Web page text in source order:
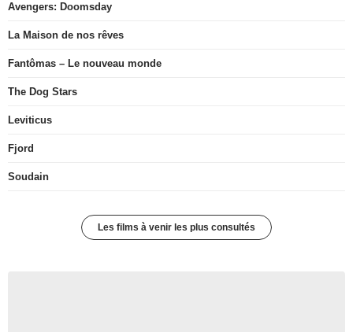
Avengers: Doomsday
La Maison de nos rêves
Fantômas – Le nouveau monde
The Dog Stars
Leviticus
Fjord
Soudain
Les films à venir les plus consultés